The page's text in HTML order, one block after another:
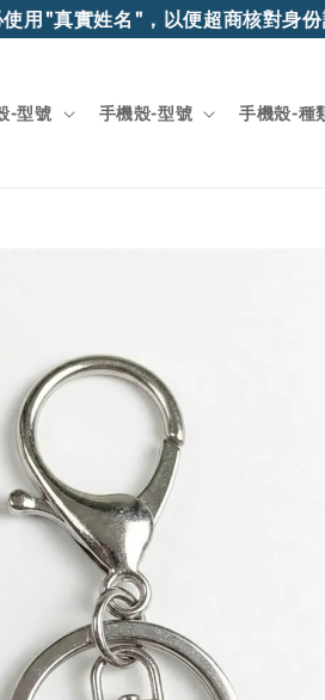
用"真實姓名"，以便超商核對身份
-型號 手機殼-型號 手機殼-種